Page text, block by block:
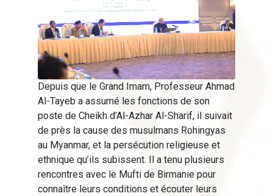
Depuis que le Grand Imam, Professeur Ahmad
Al-Tayeb a assumé les fonctions de son
poste de Cheikh d’Al-Azhar Al-Sharif, il suivait
de près la cause des musulmans Rohingyas
au Myanmar, et la persécution religieuse et
ethnique qu’ils subissent. Il a tenu plusieurs
rencontres avec le Mufti de Birmanie pour
connaître leurs conditions et écouter leurs